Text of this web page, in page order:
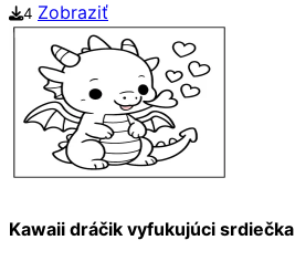
4 Zobraziť
Kawaii dráčik vyfukujúci srdiečka